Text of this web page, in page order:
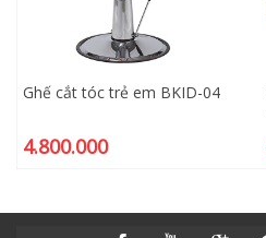
Ghế cắt tóc trẻ em BKID-04
4.800.000